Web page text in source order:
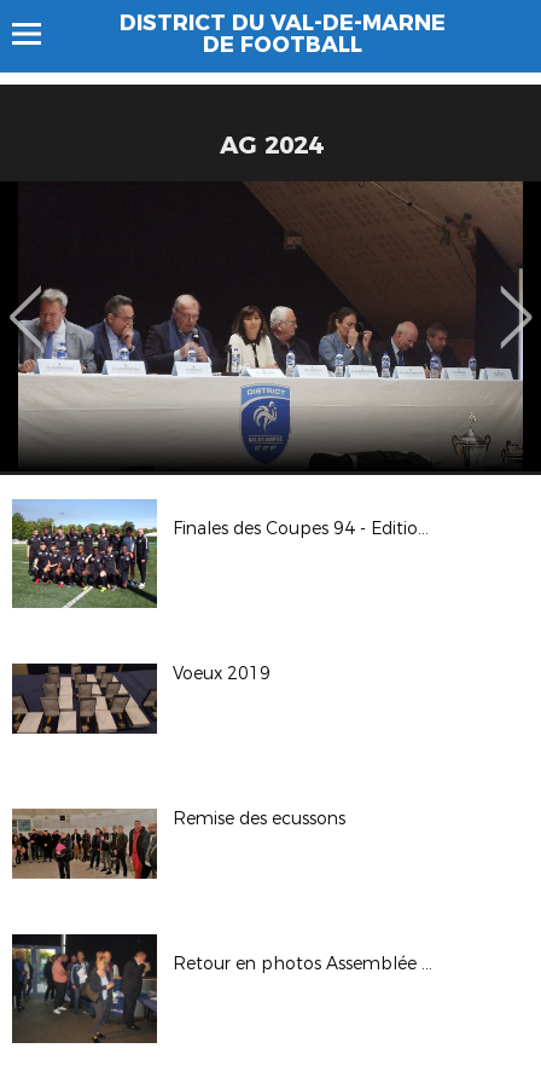
DISTRICT DU VAL-DE-MARNE
DE FOOTBALL
AG 2024
Finales des Coupes 94 - Edition 2019
Voeux 2019
Remise des ecussons
Retour en photos Assemblée Générale District 94